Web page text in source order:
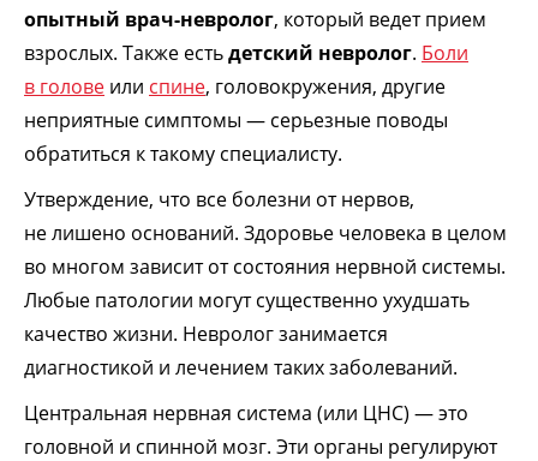
опытный врач-невролог, который ведет прием
взрослых. Также естьдетский невролог. Боли
в голове или спине, головокружения, другие
неприятные симптомы — серьезные поводы
обратиться к такому специалисту.
Утверждение, что все болезни от нервов,
не лишено оснований. Здоровье человека в целом
во многом зависит от состояния нервной системы.
Любые патологии могут существенно ухудшать
качество жизни. Невролог занимается
диагностикой и лечением таких заболеваний.
Центральная нервная система (или ЦНС) — это
головной и спинной мозг. Эти органы регулируют